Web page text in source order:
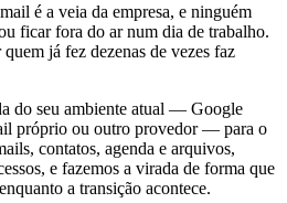
é a veia da empresa, e ninguém
ficar fora do ar num dia de trabalho.
já fez dezenas de vezes faz
do seu ambiente atual — Google
próprio ou outro provedor — para o
contatos, agenda e arquivos,
e fazemos a virada de forma que
a transição acontece.